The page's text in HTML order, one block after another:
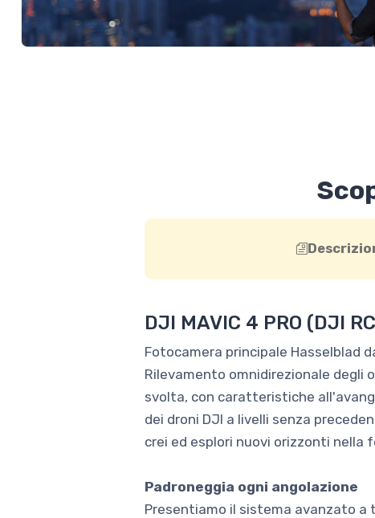
DJI MAVIC 4 PRO (DJI
Fotocamera principale Hasselblad
Rilevamento omnidirezionale degli
svolta, con caratteristiche
dei droni DJI a livelli senza
crei ed esplori nuovi orizzonti nella
Padroneggia ogni angolazione
Presentiamo il sistema avanzato